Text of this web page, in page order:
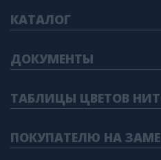
КАТАЛОГ
ДОКУМЕНТЫ
ТАБЛИЦЫ ЦВЕТОВ
ПОКУПАТЕЛЮ НА